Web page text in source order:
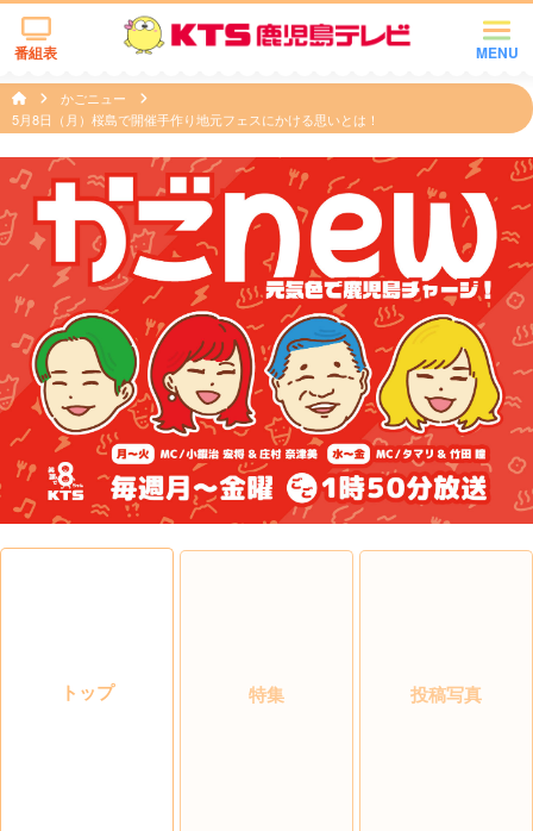
MENU
番組表
かごニュー
5月8日（月）桜島で開催手作り地元フェスにかける思いとは！
トップ 特集 投稿写真